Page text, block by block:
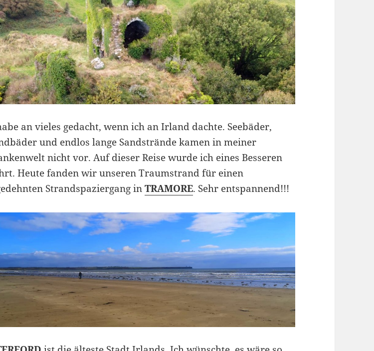
an vieles gedacht, wenn ich an Irland dachte. Seebäder,
und endlos lange Sandstrände kamen in meiner
nicht vor. Auf dieser Reise wurde ich eines Besseren
Heute fanden wir unseren Traumstrand für einen
Strandspaziergang inTRAMORE. Sehr entspannend!!!